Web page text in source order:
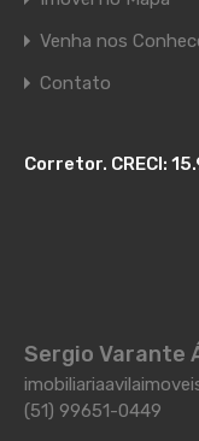
Venha nos
Contato
Corretor. CRECI:
Sergio Varante
(51) 99651-0449